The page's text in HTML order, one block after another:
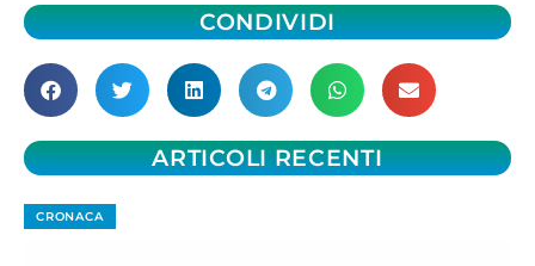
CONDIVIDI
ARTICOLI RECENTI
CRONACA